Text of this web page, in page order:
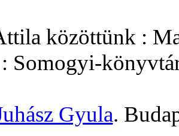
közöttünk :
: Somogyi-
Gyula.